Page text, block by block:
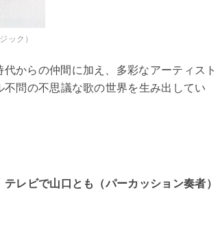
ック）
からの仲間に加え、多彩なアーティスト
問の不思議な歌の世界を生み出してい
レビで山口とも（パーカッション奏者）